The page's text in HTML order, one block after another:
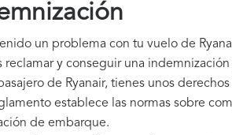
un problema con tu vuelo de
reclamar y conseguir una
de Ryanair, tienes unos
establece las normas sobre
de embarque.